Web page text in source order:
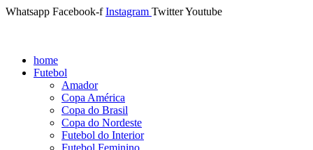
Whatsapp Facebook-f Instagram TwitterYoutube
home
Futebol
Amador
Copa América
Copa do Brasil
Copa do Nordeste
Futebol do Interior
Futebol Feminino